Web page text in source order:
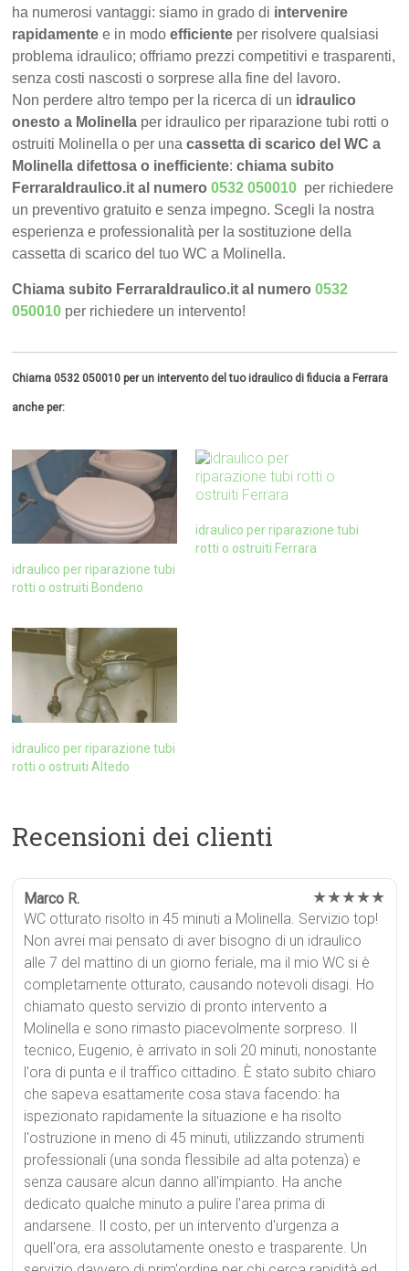
ha numerosi vantaggi: siamo in grado di intervenire
rapidamente e in modoefficiente per risolvere qualsiasi
problema idraulico; offriamo prezzi competitivi e trasparenti,
senza costi nascosti o sorprese alla fine del lavoro.
Non perdere altro tempo per la ricerca di un idraulico
onesto a Molinella per idraulico per riparazione tubi rotti o
ostruiti Molinella o per unacassetta di scarico del WC a
Molinella difettosa o inefficiente:chiama subito
FerraraIdraulico.it al numero0532 050010 per richiedere
un preventivo gratuito e senza impegno. Scegli la nostra
esperienza e professionalità per la sostituzione della
cassetta di scarico del tuo WC a Molinella.
Chiama subito FerraraIdraulico.it al numero0532
050010 per richiedere un intervento!
Chiama 0532 050010 per un intervento del tuo idraulico di fiducia a Ferrara
anche per:
idraulico per riparazione tubi
rotti o ostruiti Bondeno
idraulico per riparazione tubi
rotti o ostruiti Ferrara
idraulico per riparazione tubi
rotti o ostruiti Altedo
Recensioni dei clienti
Marco R. ★★★★★
WC otturato risolto in 45 minuti a Molinella. Servizio top!
Non avrei mai pensato di aver bisogno di un idraulico
alle 7 del mattino di un giorno feriale, ma il mio WC si è
completamente otturato, causando notevoli disagi. Ho
chiamato questo servizio di pronto intervento a
Molinella e sono rimasto piacevolmente sorpreso. Il
tecnico, Eugenio, è arrivato in soli 20 minuti, nonostante
l'ora di punta e il traffico cittadino. È stato subito chiaro
che sapeva esattamente cosa stava facendo: ha
ispezionato rapidamente la situazione e ha risolto
l'ostruzione in meno di 45 minuti, utilizzando strumenti
professionali (una sonda flessibile ad alta potenza) e
senza causare alcun danno all'impianto. Ha anche
dedicato qualche minuto a pulire l'area prima di
andarsene. Il costo, per un intervento d'urgenza a
quell'ora, era assolutamente onesto e trasparente. Un